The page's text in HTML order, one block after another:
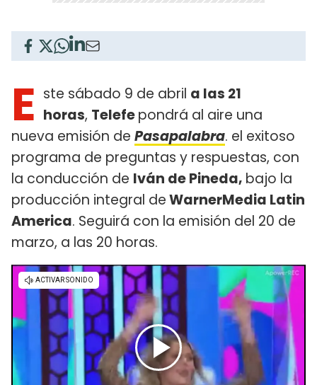
E ste sábado 9 de abril a las 21
horas, Telefepondrá al aire una
nueva emisión de Pasapalabra. el exitoso
programa de preguntas y respuestas, con
la conducción de Iván de Pineda, bajo la
producción integral deWarnerMedia Latin
America. Seguirá con la emisión del 20 de
marzo, a las 20 horas.